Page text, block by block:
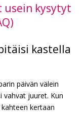
usein kysytyt
kastella
päivän välein
vahvat juuret. Kun
kertaan